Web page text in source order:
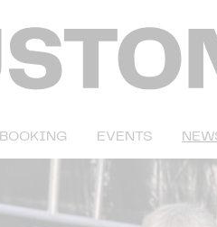
BOOKING EVENTS